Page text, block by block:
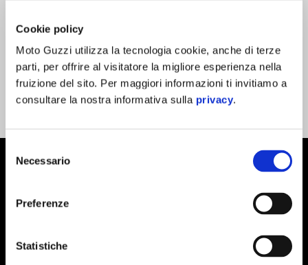
Cookie policy
Moto Guzzi utilizza la tecnologia cookie, anche di terze
parti, per offrire al visitatore la migliore esperienza nella
fruizione del sito. Per maggiori informazioni ti invitiamo a
consultare la nostra informativa sulla privacy.
delNecessario
Preferenze
Statistiche
OOPS!Si è verificato un errore ed è stato impossibile
completare la richiesta. Ti preghiamo di riprovare più tardi.
Vai alla pagina inizialedel sito.
Piè di pagina